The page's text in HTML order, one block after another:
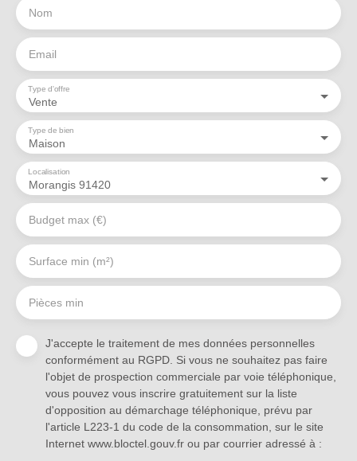
Nom
Email
Vente
Type d'offre
Maison
Type de bien
Morangis 91420
Localisation
Budget max (€)
Surface min (m²)
Pièces min
J'accepte le traitement de mes données personnelles
conformément au RGPD. Si vous ne souhaitez pas faire
l'objet de prospection commerciale par voie téléphonique,
vous pouvez vous inscrire gratuitement sur la liste
d'opposition au démarchage téléphonique, prévu par
l'article L223-1 du code de la consommation, sur le site
Internet www.bloctel.gouv.fr ou par courrier adressé à :